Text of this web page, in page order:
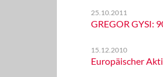
25.10.2011
GREGOR GYSI:
15.12.2010
Europäischer